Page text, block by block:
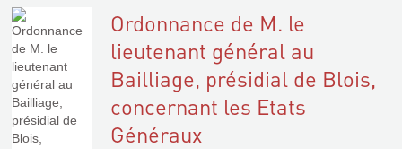
Ordonnance de M. le
lieutenant général au
Bailliage, présidial de Blois,
concernant les Etats
Généraux